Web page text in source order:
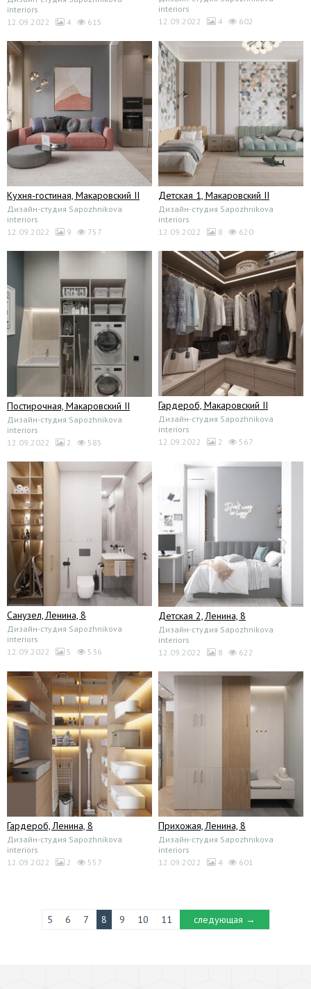
interiors
12.09.2022
4 615
interiors
12.09.2022
4 602
Кухня-гостиная, Макаровский II
Дизайн-студия Sapozhnikova
interiors
12.09.2022
9 757
Детская 1, Макаровский II
Дизайн-студия Sapozhnikova
interiors
12.09.2022
8 620
Постирочная, Макаровский II
Дизайн-студия Sapozhnikova
interiors
12.09.2022
2 585
Гардероб, Макаровский II
Дизайн-студия Sapozhnikova
interiors
12.09.2022
2 567
Санузел, Ленина, 8
Дизайн-студия Sapozhnikova
interiors
12.09.2022
5 536
Детская 2, Ленина, 8
Дизайн-студия Sapozhnikova
interiors
12.09.2022
8 622
Гардероб, Ленина, 8
Дизайн-студия Sapozhnikova
interiors
12.09.2022
2 557
Прихожая, Ленина, 8
Дизайн-студия Sapozhnikova
interiors
12.09.2022
4 601
5 6 7 8 9 10 11 следующая →